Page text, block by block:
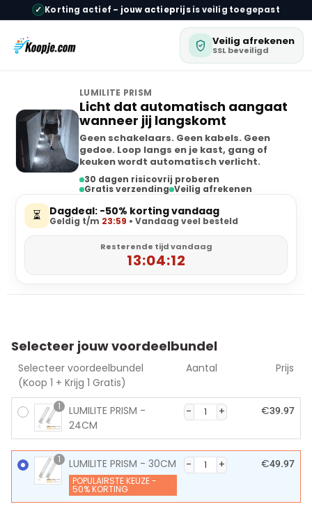
✓ Korting actief – jouw actieprijsis veilig toegepast
Veilig afrekenen
SSL beveiligd
LUMILITE PRISM
Licht dat automatisch aangaat
wanneer jij langskomt
Geen schakelaars. Geen kabels. Geen
gedoe. Loop langs en je kast, gang of
keuken wordt automatisch verlicht.
30 dagen risicovrij proberen
Gratis verzending Veilig afrekenen
⏳ Dagdeal: -50% korting vandaag
Geldig t/m 23:59 • Vandaag veel besteld
Resterende tijd vandaag
13:04:12
Selecteer jouw voordeelbundel
Selecteer voordeelbundel
(Koop 1 + Krijg 1 Gratis)
Aantal Prijs
1
LUMILITE PRISM -
24CM
€39.97
1 LUMILITE PRISM - 30CM
POPULAIRSTE KEUZE -
50% KORTING
€49.97